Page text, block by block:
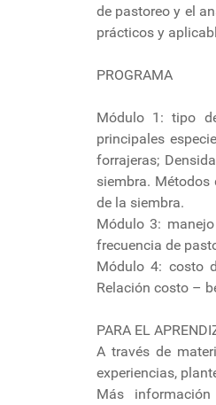
de pastoreo y el
prácticos y
PROGRAMA
Módulo 1: tipo
principales
forrajeras;
siembra.
de la siembra.
Módulo 3:
frecuencia de
Módulo 4: costo
Relación costo –
PARA EL
A través de
experiencias,
Más